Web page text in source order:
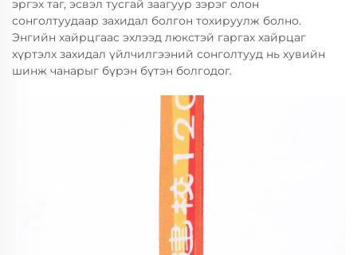
эргэх таг, эсвэл тусгай заагуур зэрэг олон
сонголтуудаар захидал болгон тохируулж болно.
Энгийн хайрцгаас эхлээд люкстэй гаргах хайрцаг
хүртэлх захидал үйлчилгээний сонголтууд нь хувийн
шинж чанарыг бүрэн бүтэн болгодог.